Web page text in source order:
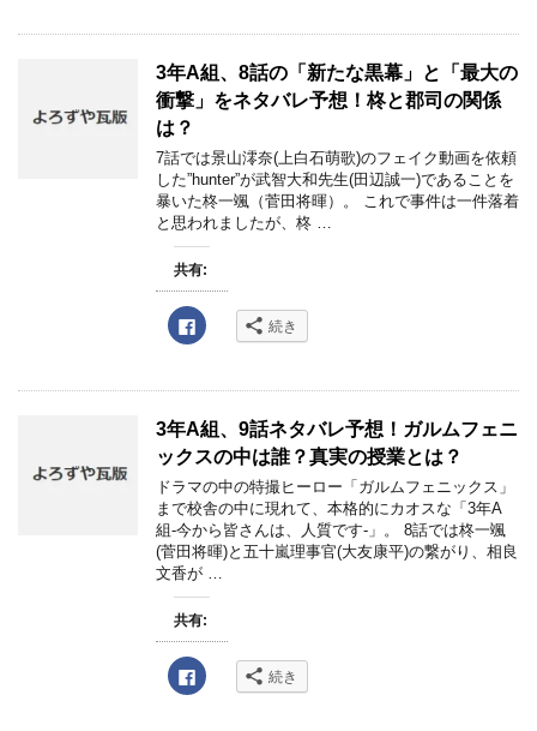
ン
ウ
で
き
o
k
で
共
有
に
は
ク
リ
ッ
ク
く
だ
さ
い
新
ド
ウ
で
開
き
ま
す
)
3年A組、8話の「新たな黒幕」と「最大の
衝撃」をネタバレ予想！柊と郡司の関係
は？
7話では景山澪奈(上白石萌歌)のフェイク動画を依頼
した”hunter”が武智大和先生(田辺誠一)であることを
暴いた柊一颯（菅田将暉）。 これで事件は一件落着
と思われましたが、柊 …
共有:
F
a
o
k
で
共
有
す
る
に
は
ク
リ
ッ
ク
し
く
だ
い
新
続き
3年A組、9話ネタバレ予想！ガルムフェニ
ックスの中は誰？真実の授業とは？
ドラマの中の特撮ヒーロー「ガルムフェニックス」
まで校舎の中に現れて、本格的にカオスな「3年A
組-今から皆さんは、人質です-」。 8話では柊一颯
(菅田将暉)と五十嵐理事官(大友康平)の繋がり、相良
文香が …
共有:
F
a
続き